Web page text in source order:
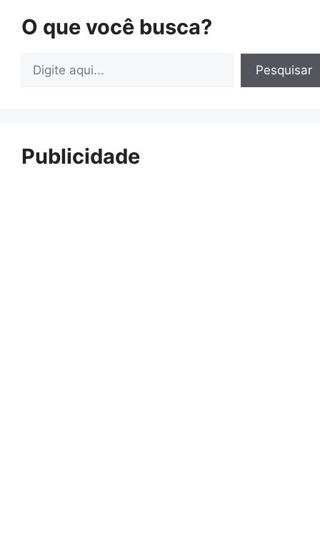
O que você busca?
Pesquisar
Pesquisar
Publicidade